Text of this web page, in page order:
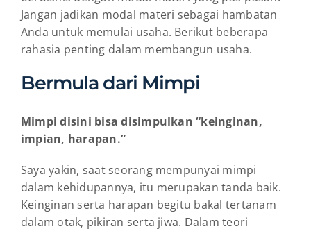
Jangan jadikan modal materi sebagai hambatan
Anda untuk memulai usaha. Berikut beberapa
rahasia penting dalam membangun usaha.
Bermula dari Mimpi
Mimpi disini bisa disimpulkan “keinginan,
impian, harapan.”
Saya yakin, saat seorang mempunyai mimpi
dalam kehidupannya, itu merupakan tanda baik.
Keinginan serta harapan begitu bakal tertanam
dalam otak, pikiran serta jiwa. Dalam teori